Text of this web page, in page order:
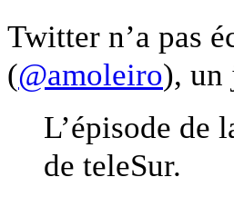
Twitter n’a pas
(@amoleiro), un
L’épisode de
de teleSur.